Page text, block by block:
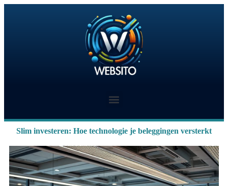
Slim investeren: Hoe technologie je beleggingen versterkt